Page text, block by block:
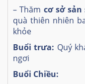
– Thăm cơ sở
quà thiên nhiên
khỏe
Buổi trưa: Quý
ngơi
Buổi Chiều: